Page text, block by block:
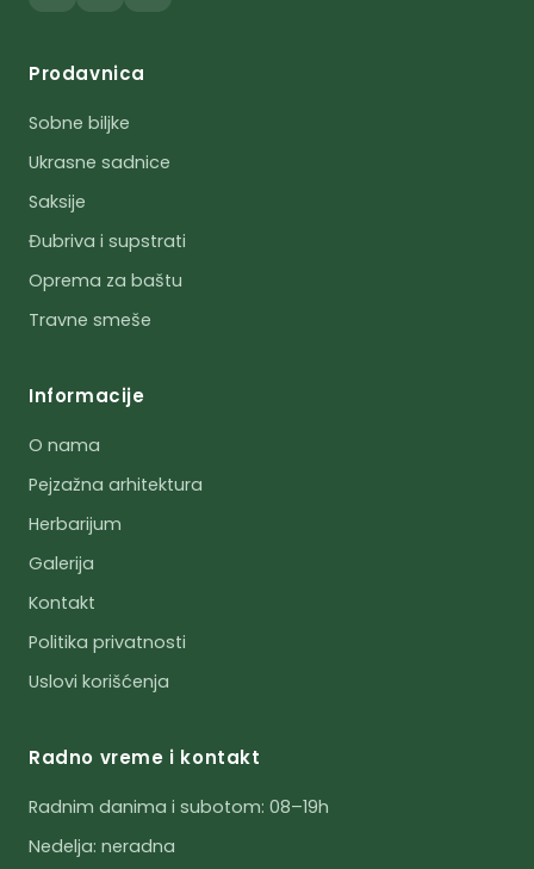
Prodavnica
Sobne biljke
Ukrasne sadnice
Saksije
Đubriva i supstrati
Oprema za baštu
Travne smeše
Informacije
O nama
Pejzažna arhitektura
Herbarijum
Galerija
Kontakt
Politika privatnosti
Uslovi korišćenja
Radno vreme i kontakt
Radnim danima i subotom: 08–19h
Nedelja: neradna